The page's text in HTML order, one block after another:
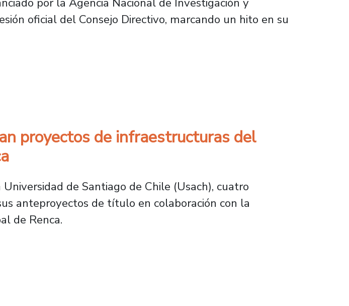
oficial del Consejo Directivo, marcando un hito en su
proyecta su estrategia de vinculación con la industria
proyectos de infraestructuras del
Universidad de Santiago de Chile (Usach), cuatro
anteproyectos de título en colaboración con la
de Renca.
proyectos de infraestructuras del cuidado para la Municipalidad